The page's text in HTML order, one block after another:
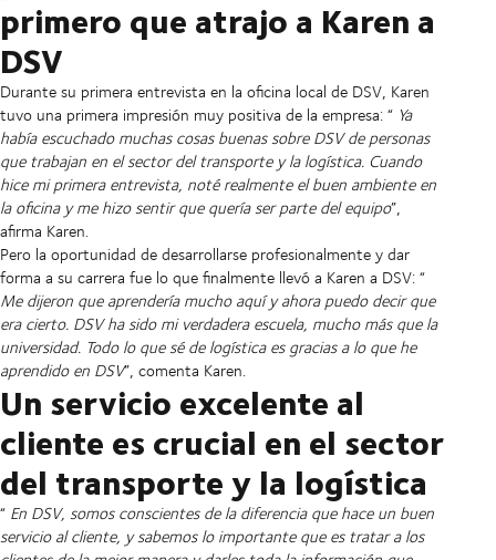
primero que atrajo a Karen a
DSV
Durante su primera entrevista en la oficina local de DSV, Karen
tuvo una primera impresión muy positiva de la empresa: “ Ya
había escuchado muchas cosas buenas sobre DSV de personas
que trabajan en el sector del transporte y la logística. Cuando
hice mi primera entrevista, noté realmente el buen ambiente en
la oficina y me hizo sentir que quería ser parte del equipo”,
afirma Karen.
Pero la oportunidad de desarrollarse profesionalmente y dar
forma a su carrera fue lo que finalmente llevó a Karen a DSV: “
Me dijeron que aprendería mucho aquí y ahora puedo decir que
era cierto. DSV ha sido mi verdadera escuela, mucho más que la
universidad. Todo lo que sé de logística es gracias a lo que he
aprendido en DSV”, comenta Karen.
Un servicio excelente al
cliente es crucial en el sector
del transporte y la logística
“ En DSV, somos conscientes de la diferencia que hace un buen
servicio al cliente, y sabemos lo importante que es tratar a los